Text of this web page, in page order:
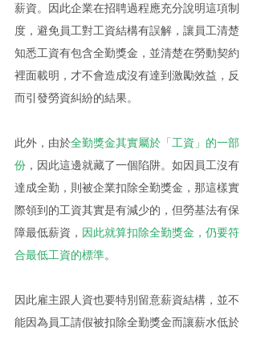
薪資。因此企業在招聘過程應充分說明這項制
度，避免員工對工資結構有誤解，讓員工清楚
知悉工資有包含全勤獎金，並清楚在勞動契約
裡面載明，才不會造成沒有達到激勵效益，反
而引發勞資糾紛的結果。
此外，由於全勤獎金其實屬於「工資」的一部
份 ，因此這邊就藏了一個陷阱。如因員工沒有
達成全勤，則被企業扣除全勤獎金，那這樣實
際領到的工資其實是有減少的，但勞基法有保
障最低薪資， 因此就算扣除全勤獎金，仍要符
合最低工資的標準。
因此雇主跟人資也要特別留意薪資結構，並不
能因為員工請假被扣除全勤獎金而讓薪水低於